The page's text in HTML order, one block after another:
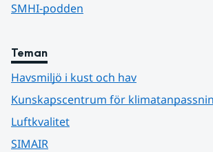
SMHI-podden
Teman
Havsmiljö i kust och hav
Kunskapscentrum för
Luftkvalitet
SIMAIR